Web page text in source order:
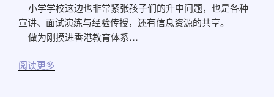
小学学校这边也非常紧张孩子们的升中问题，也是各种
宣讲、面试演练与经验传授，还有信息资源的共享。
做为刚摸进香港教育体系…
阅读更多